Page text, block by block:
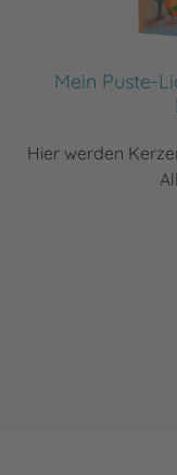
Mein Puste-
Hier werden